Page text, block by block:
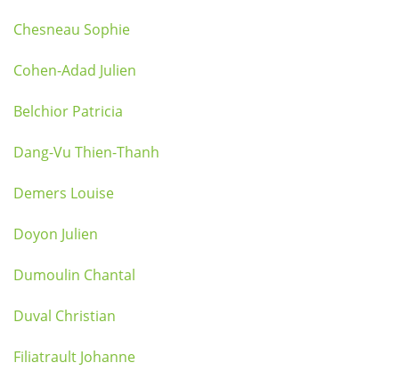
Chesneau Sophie
Cohen-Adad Julien
Belchior Patricia
Dang-Vu Thien-Thanh
Demers Louise
Doyon Julien
Dumoulin Chantal
Duval Christian
Filiatrault Johanne